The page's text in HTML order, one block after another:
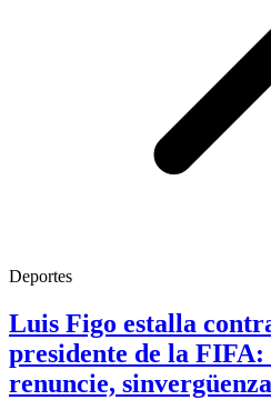
Deportes
Luis Figo estalla
presidente de la FIFA:
renuncie,